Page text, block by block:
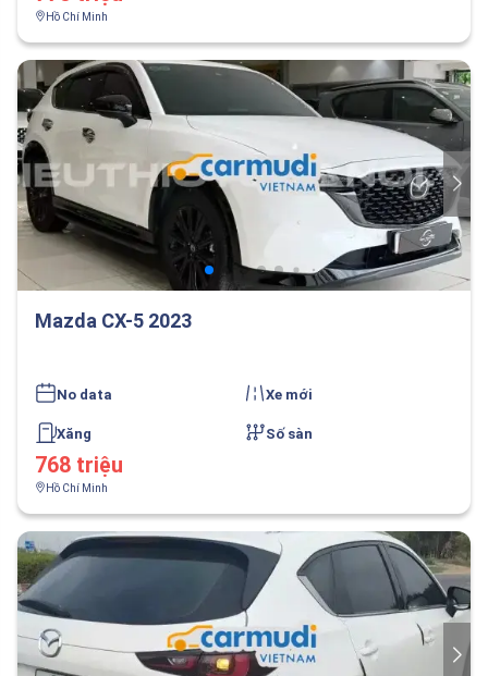
Hồ Chí Minh
Mazda CX-5 2023
No data Xe mới
Xăng Số sàn
768 triệu
Hồ Chí Minh